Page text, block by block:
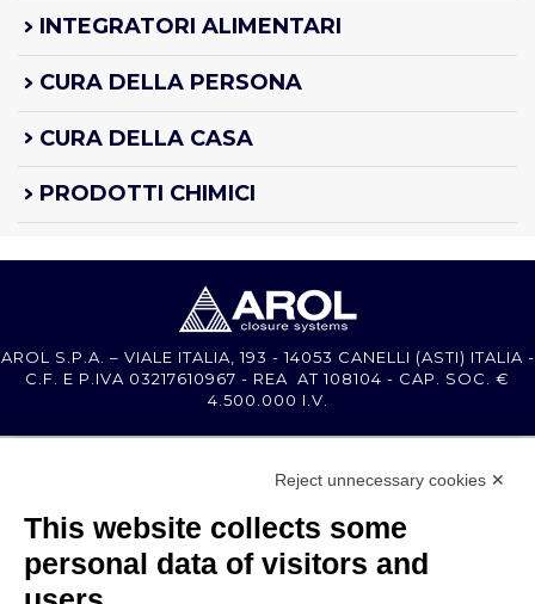
INTEGRATORI ALIMENTARI
CURA DELLA PERSONA
CURA DELLA CASA
PRODOTTI CHIMICI
AROL S.P.A. – VIALE ITALIA, 193 - 14053 CANELLI (ASTI) ITALIA -
C.F. E P.IVA 03217610967 - REA AT 108104 - CAP. SOC. €
4.500.000 I.V.
MEMBER OF
Reject unnecessary cookies ✕
This website collects some
personal data of visitors and